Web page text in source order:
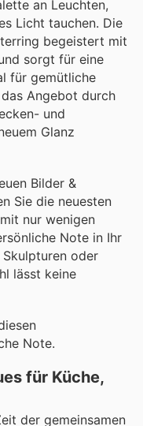
an Leuchten,
Licht tauchen. Die
begeistert mit
sorgt für eine
für gemütliche
Angebot durch
und
Glanz
Bilder &
Sie die neuesten
nur wenigen
Note in Ihr
Skulpturen oder
lässt keine
Note.
für Küche,
der gemeinsamen